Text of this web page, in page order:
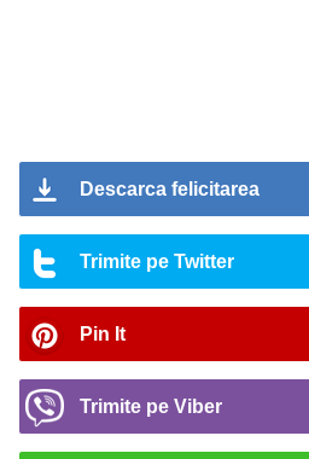
Descarca felicitarea
Trimite pe Twitter
Pin It
Trimite pe Viber